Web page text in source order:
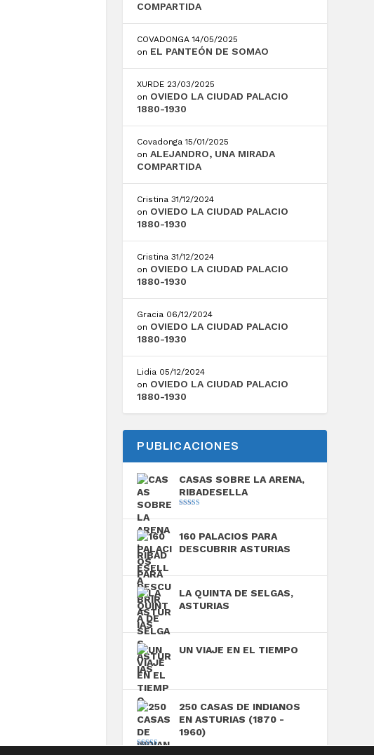
COMPARTIDA
COVADONGA 14/05/2025
on EL PANTEÓN DE SOMAO
XURDE 23/03/2025
on OVIEDO LA CIUDAD PALACIO
1880-1930
Covadonga 15/01/2025
onALEJANDRO, UNA MIRADA
COMPARTIDA
Cristina 31/12/2024
on OVIEDO LA CIUDAD PALACIO
1880-1930
Cristina 31/12/2024
on OVIEDO LA CIUDAD PALACIO
1880-1930
Gracia 06/12/2024
on OVIEDO LA CIUDAD PALACIO
1880-1930
Lidia 05/12/2024
on OVIEDO LA CIUDAD PALACIO
1880-1930
PUBLICACIONES
CASAS SOBRE LA ARENA,
RIBADESELLA
160 PALACIOS PARA
DESCUBRIR ASTURIAS
LA QUINTA DE SELGAS,
ASTURIAS
UN VIAJE EN EL TIEMPO
250 CASAS DE INDIANOS
EN ASTURIAS (1870 -
1960)